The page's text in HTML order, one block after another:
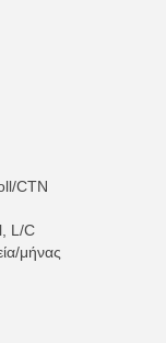
CTN
L/C
μήνας